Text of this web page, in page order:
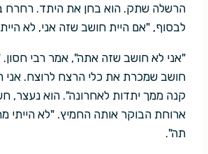
הרשלה שתק. הוא בחן את היתד. רחרח
לבסוף, "אם היית חושב שזה אני, לא
"אני לא חושב שזה אתה", אמר רבי
חושב שמכרת את כלי הרצח לרוצח. אני
קנה ממך יתדות לאחרונה". הוא נעצר,
ארוחת הבוקר אותה החמיץ. "לא הייתי
תה".